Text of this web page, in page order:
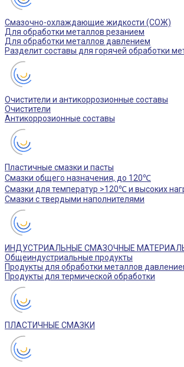
Смазочно-охлаждающие жидкости (СОЖ)
Для обработки металлов резанием
Для обработки металлов давлением
Разделит составы для горячей обработки
Очистители и антикоррозионные составы
Очистители
Антикоррозионные составы
Пластичные смазки и пасты
Смазки общего назначения, до 120℃
Смазки для температур >120℃ и высоких
Смазки с твердыми наполнителями
ИНДУСТРИАЛЬНЫЕ СМАЗОЧНЫЕ
Общеиндустриальные продукты
Продукты для обработки металлов
Продукты для термической обработки
ПЛАСТИЧНЫЕ СМАЗКИ